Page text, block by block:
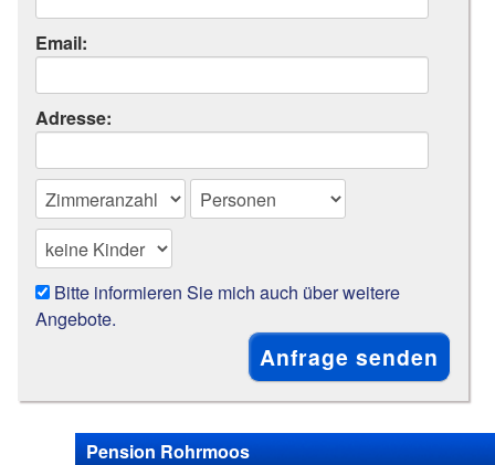
Email:
Adresse:
Bitte informieren Sie mich auch über weitere
Angebote.
Pension Rohrmoos